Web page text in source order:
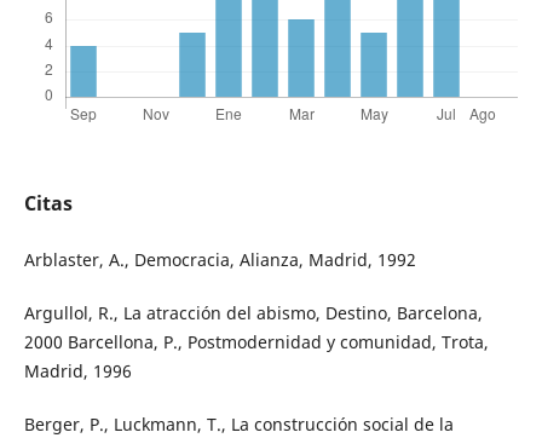
Citas
Arblaster, A., Democracia, Alianza, Madrid, 1992
Argullol, R., La atracción del abismo, Destino, Barcelona,
2000 Barcellona, P., Postmodernidad y comunidad, Trota,
Madrid, 1996
Berger, P., Luckmann, T., La construcción social de la